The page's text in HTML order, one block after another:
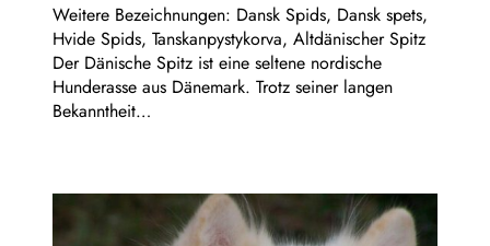
Weitere Bezeichnungen: Dansk Spids, Dansk spets,
Hvide Spids, Tanskanpystykorva, Altdänischer Spitz
Der Dänische Spitz ist eine seltene nordische
Hunderasse aus Dänemark. Trotz seiner langen
Bekanntheit…